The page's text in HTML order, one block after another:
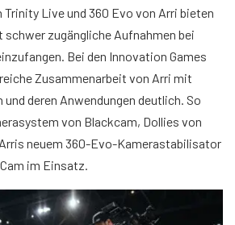
Live und 360 Evo von Arri bieten
zugängliche Aufnahmen bei
Bei den Innovation Games
Zusammenarbeit von Arri mit
und deren Anwendungen deutlich. So
von Blackcam, Dollies von
neuem 360-Evo-Kamerastabilisator
im Einsatz.